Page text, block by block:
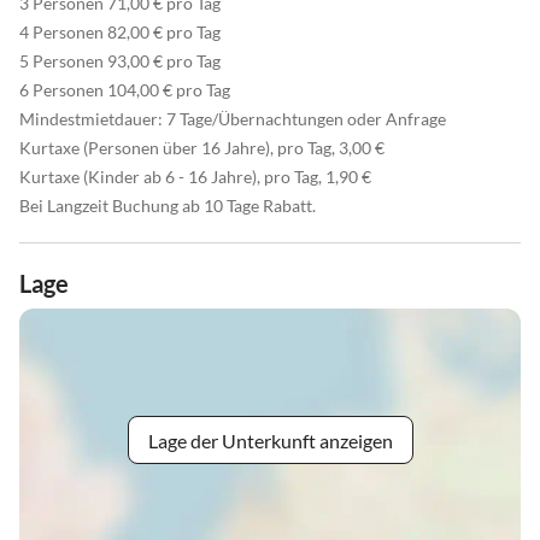
4 Personen 82,00 € pro Tag
5 Personen 93,00 € pro Tag
6 Personen 104,00 € pro Tag
Mindestmietdauer: 7 Tage/Übernachtungen oder Anfrage
Kurtaxe (Personen über 16 Jahre), pro Tag, 3,00 €
Kurtaxe (Kinder ab 6 - 16 Jahre), pro Tag, 1,90 €
Bei Langzeit Buchung ab 10 Tage Rabatt.
Lage
Lage der Unterkunft anzeigen